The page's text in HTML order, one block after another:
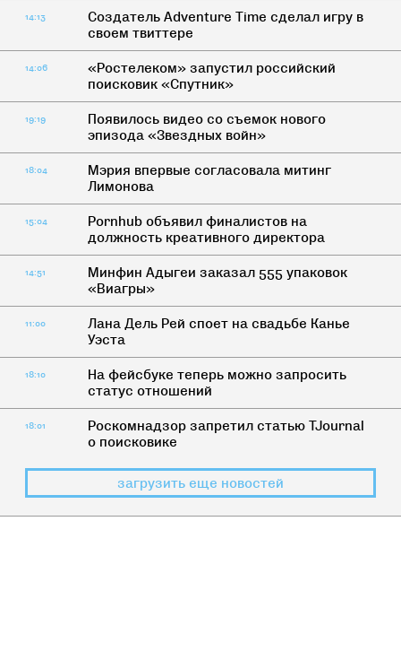
14:13
Создатель Adventure Time сделал игру в
своем твиттере
14:06
«Ростелеком» запустил российский
поисковик «Спутник»
19:19
Появилось видео со съемок нового
эпизода «Звездных войн»
18:04
Мэрия впервые согласовала митинг
Лимонова
15:04
Pornhub объявил финалистов на
должность креативного директора
14:51
Минфин Адыгеи заказал 555 упаковок
«Виагры»
11:00
Лана Дель Рей споет на свадьбе Канье
Уэста
18:10
На фейсбуке теперь можно запросить
статус отношений
18:01
Роскомнадзор запретил статью TJournal
о поисковике
загрузить еще новостей